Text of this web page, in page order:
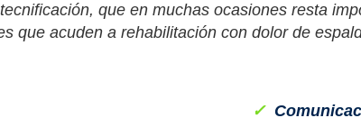
que en muchas ocasiones resta
que acuden a rehabilitación con dolor de
✓